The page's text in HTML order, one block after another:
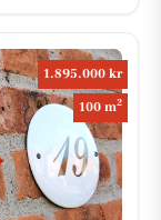
1.895.000 kr
100 m2